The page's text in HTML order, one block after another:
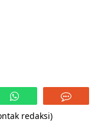
redaksi)